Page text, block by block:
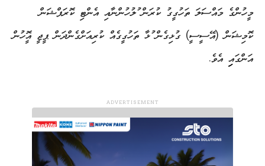
މީހުންގެ މައްސަލަ ތަހުގީގު ކުރަން ފުލުހުންނާއި އެންޓި ކޮރަޕްޝަން
ކޮމިޝަން (އޭސީސީ) ގުޅިގެން ފުޅާ ތަހުގީގެއް ކުރިއަށްގެންދަން ޕީޖީ އޮފީހުން
އަންގައިފި އެވެ.